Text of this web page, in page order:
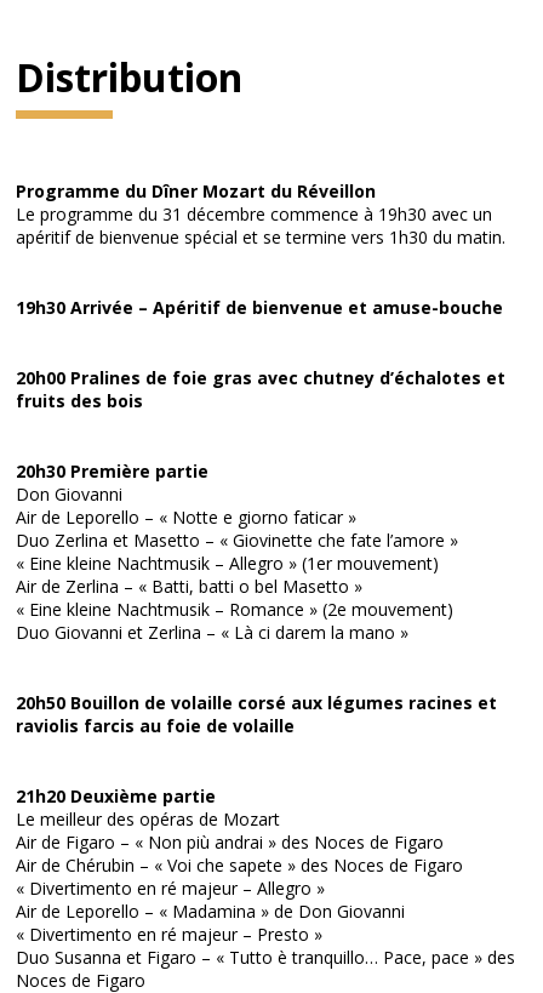
Distribution
Programme du Dîner Mozart du Réveillon
Le programme du 31 décembre commence à 19h30 avec un
apéritif de bienvenue spécial et se termine vers 1h30 du matin.
19h30 Arrivée – Apéritif de bienvenue et amuse-bouche
20h00 Pralines de foie gras avec chutney d’échalotes et
fruits des bois
20h30 Première partie
Don Giovanni
Air de Leporello – « Notte e giorno faticar »
Duo Zerlina et Masetto – « Giovinette che fate l’amore »
« Eine kleine Nachtmusik – Allegro » (1er mouvement)
Air de Zerlina – « Batti, batti o bel Masetto »
« Eine kleine Nachtmusik – Romance » (2e mouvement)
Duo Giovanni et Zerlina – « Là ci darem la mano »
20h50 Bouillon de volaille corsé aux légumes racines et
raviolis farcis au foie de volaille
21h20 Deuxième partie
Le meilleur des opéras de Mozart
Air de Figaro – « Non più andrai » des Noces de Figaro
Air de Chérubin – « Voi che sapete » des Noces de Figaro
« Divertimento en ré majeur – Allegro »
Air de Leporello – « Madamina » de Don Giovanni
« Divertimento en ré majeur – Presto »
Duo Susanna et Figaro – « Tutto è tranquillo… Pace, pace » des
Noces de Figaro